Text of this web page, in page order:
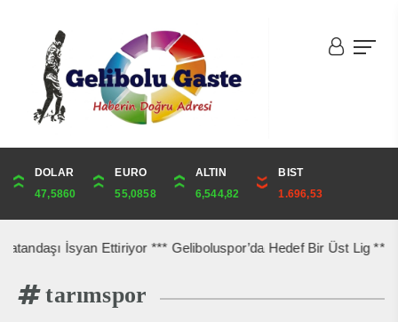
DOLAR
47,5860
EURO
55,0858
ALTIN
6,544,82
BIST
1.696,53
ONS
4,276,98
ALTIN
6,544,82
ÇEYREK
10,700,79
CUMHURİYET
42,969,00
İsyan Ettiriyor *** Geliboluspor’da Hedef Bir Üst Lig ***
tarımspor